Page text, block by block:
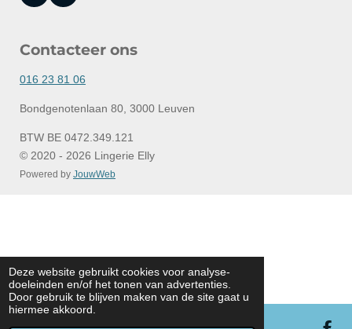
Deze website gebruikt cookies voor analyse-
doeleinden en/of het tonen van advertenties.
Door gebruik te blijven maken van de site gaat u
hiermee akkoord.
a
b
o
k
n
a
r
a
Contacteer ons
016 23 81 06
Bondgenotenlaan 80, 3000 Leuven
BTW BE 0472.349.121
© 2020 - 2026 Lingerie Elly
Powered by JouwWeb